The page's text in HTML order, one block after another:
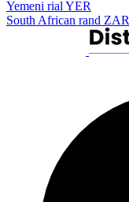
Yemeni rial YER
South African rand ZAR